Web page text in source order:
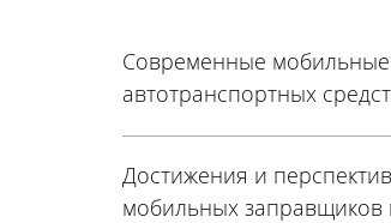
Современные
автотранспортных
Достижения и
мобильных